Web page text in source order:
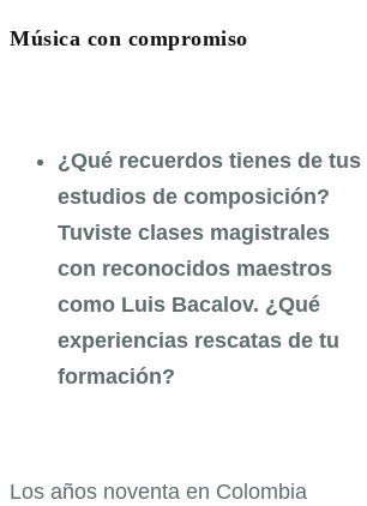
Música con compromiso
¿Qué recuerdos tienes de tus
estudios de composición?
Tuviste clases magistrales
con reconocidos maestros
como Luis Bacalov. ¿Qué
experiencias rescatas de tu
formación?
Los años noventa en Colombia